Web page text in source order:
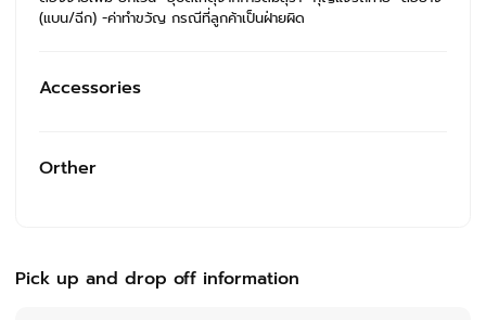
(แบน/ฉีก) -ค่าทำขวัญ กรณีที่ลูกค้าเป็นฝ่ายผิด
Accessories
Orther
Pick up and drop off information